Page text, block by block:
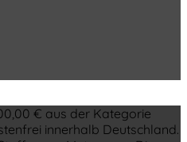
€ aus der Kategorie
innerhalb Deutschland.